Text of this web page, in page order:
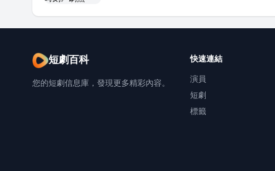
短劇百科
您的短劇信息庫，發現更多精彩內容。
快速連結
演員
短劇
標籤